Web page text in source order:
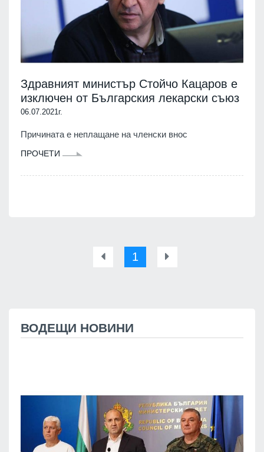
Здравният министър Стойчо Кацаров е
изключен от Българския лекарски съюз
06.07.2021г.
Причината е неплащане на членски внос
ПРОЧЕТИ
1
ВОДЕЩИ НОВИНИ